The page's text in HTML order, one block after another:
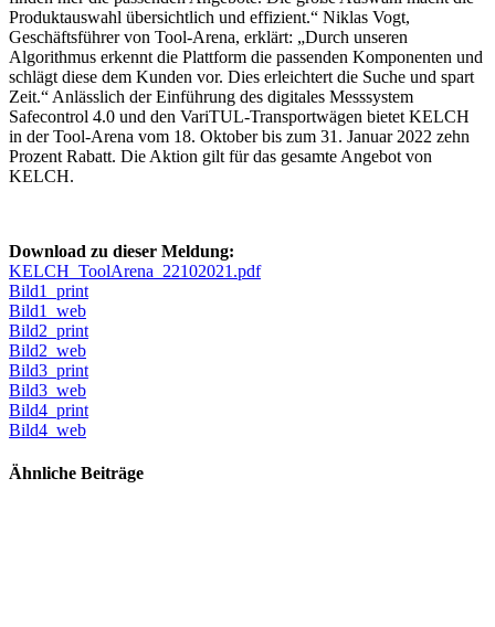
Produktauswahl übersichtlich und effizient.“ Niklas Vogt,
Geschäftsführer von Tool-Arena, erklärt: „Durch unseren
Algorithmus erkennt die Plattform die passenden Komponenten und
schlägt diese dem Kunden vor. Dies erleichtert die Suche und spart
Zeit.“ Anlässlich der Einführung des digitales Messsystem
Safecontrol 4.0 und den VariTUL-Transportwägen bietet KELCH
in der Tool-Arena vom 18. Oktober bis zum 31. Januar 2022 zehn
Prozent Rabatt. Die Aktion gilt für das gesamte Angebot von
KELCH.
Download zu dieser Meldung:
KELCH_ToolArena_22102021.pdf
Bild1_print
Bild1_web
Bild2_print
Bild2_web
Bild3_print
Bild3_web
Bild4_print
Bild4_web
Ähnliche Beiträge